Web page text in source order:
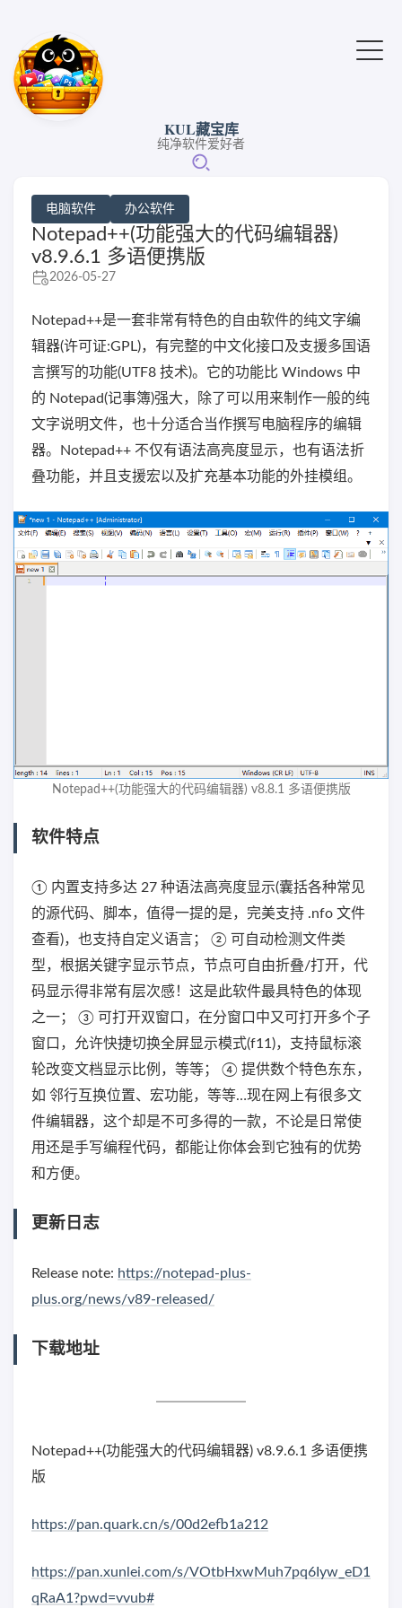
KUL藏宝库
纯净软件爱好者
电脑软件 办公软件
Notepad++(功能强大的代码编辑器)
v8.9.6.1 多语便携版
2026-05-27
Notepad++是一套非常有特色的自由软件的纯文字编
辑器(许可证:GPL)，有完整的中文化接口及支援多国语
言撰写的功能(UTF8 技术)。它的功能比 Windows 中
的 Notepad(记事簿)强大，除了可以用来制作一般的纯
文字说明文件，也十分适合当作撰写电脑程序的编辑
器。Notepad++ 不仅有语法高亮度显示，也有语法折
叠功能，并且支援宏以及扩充基本功能的外挂模组。
Notepad++(功能强大的代码编辑器) v8.8.1 多语便携版
软件特点
① 内置支持多达 27 种语法高亮度显示(囊括各种常见
的源代码、脚本，值得一提的是，完美支持 .nfo 文件
查看)，也支持自定义语言； ② 可自动检测文件类
型，根据关键字显示节点，节点可自由折叠/打开，代
码显示得非常有层次感！这是此软件最具特色的体现
之一； ③ 可打开双窗口，在分窗口中又可打开多个子
窗口，允许快捷切换全屏显示模式(f11)，支持鼠标滚
轮改变文档显示比例，等等； ④ 提供数个特色东东，
如 邻行互换位置、宏功能，等等…现在网上有很多文
件编辑器，这个却是不可多得的一款，不论是日常使
用还是手写编程代码，都能让你体会到它独有的优势
和方便。
更新日志
Release note: https://notepad-plus-
plus.org/news/v89-released/
下载地址
Notepad++(功能强大的代码编辑器) v8.9.6.1 多语便携
版
https://pan.quark.cn/s/00d2efb1a212
https://pan.xunlei.com/s/VOtbHxwMuh7pq6Iyw_eD1
qRaA1?pwd=vvub#